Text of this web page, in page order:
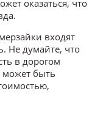
оказаться, что
входят
Не думайте, что
в дорогом
может быть